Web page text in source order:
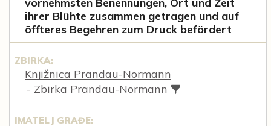
ihrer Blühte zusammen getragen und auf
öffteres Begehren zum Druck befördert
ZBIRKA:
Knjižnica Prandau-Normann
- Zbirka Prandau-Normann
IMATELJ GRAĐE: